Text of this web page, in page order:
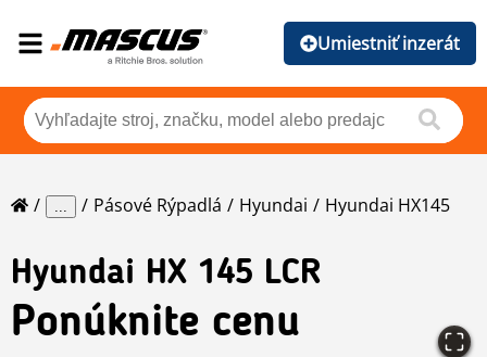
Umiestniť inzerát
... Pásové Rýpadlá Hyundai Hyundai HX145
Hyundai HX 145 LCR
Ponúknite cenu